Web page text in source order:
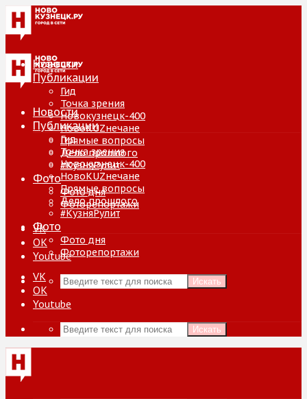
Новости
Публикации
Гид
Точка зрения
Новокузнецк-400
НовоKUZнечане
Прямые вопросы
Дело прошлого
#КузняРулит
Фото
Фото дня
Фоторепортажи
VK
ОК
Youtube
Искать
Новости
Публикации
Гид
Точка зрения
Новокузнецк-400
НовоKUZнечане
Прямые вопросы
Дело прошлого
#КузняРулит
Фото
Фото дня
Фоторепортажи
VK
ОК
Youtube
Искать